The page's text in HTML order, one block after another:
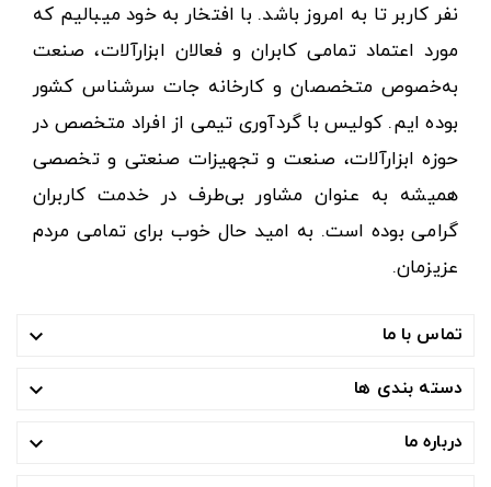
نفر کاربر تا به امروز باشد. با افتخار به خود میبالیم که
مورد اعتماد تمامی کابران و فعالان ابزارآلات، صنعت
به‌خصوص متخصصان و کارخانه جات سرشناس کشور
بوده ایم. کولیس با گردآوری تیمی از افراد متخصص در
حوزه ابزارآلات، صنعت و تجهیزات صنعتی و تخصصی
همیشه به عنوان مشاور بی‌طرف در خدمت کاربران
گرامی بوده است. به امید حال خوب برای تمامی مردم
عزیزمان.
تماس با ما 
دسته بندی ها 
درباره ما 